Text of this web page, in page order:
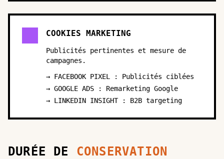
COOKIES MARKETING
Publicités pertinentes et mesure de
campagnes.
→ FACEBOOK PIXEL : Publicités ciblées
→ GOOGLE ADS : Remarketing Google
→ LINKEDIN INSIGHT : B2B targeting
DURÉE DE CONSERVATION